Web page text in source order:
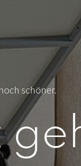
schöner.